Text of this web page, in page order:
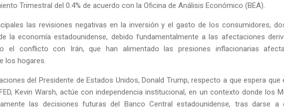
Trimestral del 0.4% de acuerdo con la Oficina de Análisis Económico (BEA).
las revisiones negativas en la inversión y el gasto de los consumidores,
la economía estadounidense, debido fundamentalmente a las afectaciones
el conflicto con Irán, que han alimentado las presiones inflacionarias
los hogares.
del Presidente de Estados Unidos, Donald Trump, respecto a que espera que
Kevin Warsh, actúe con independencia institucional, en un contexto donde los
las decisiones futuras del Banco Central estadounidense, tras darse a